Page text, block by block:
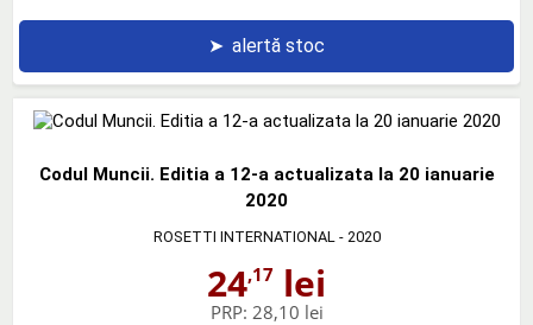
➤ alertă stoc
Codul Muncii. Editia a 12-a actualizata la 20 ianuarie
2020
ROSETTI INTERNATIONAL - 2020
24,17 lei
PRP: 28,10 lei